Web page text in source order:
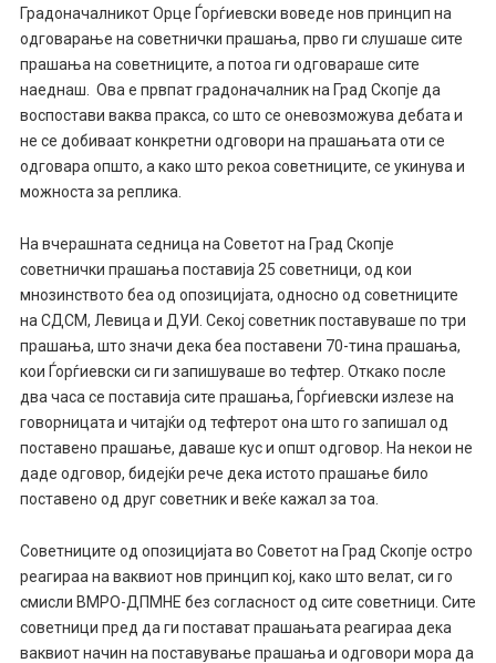
Градоначалникот Орце Ѓорѓиевски воведе нов принцип на
одговарање на советнички прашања, прво ги слушаше сите
прашања на советниците, а потоа ги одговараше сите
наеднаш. Ова е првпат градоначалник на Град Скопје да
воспостави ваква пракса, со што се оневозможува дебата и
не се добиваат конкретни одговори на прашањата оти се
одговара општо, а како што рекоа советниците, се укинува и
можноста за реплика.
На вчерашната седница на Советот на Град Скопје
советнички прашања поставија 25 советници, од кои
мнозинството беа од опозицијата, односно од советниците
на СДСМ, Левица и ДУИ. Секој советник поставуваше по три
прашања, што значи дека беа поставени 70-тина прашања,
кои Ѓорѓиевски си ги запишуваше во тефтер. Откако после
два часа се поставија сите прашања, Ѓорѓиевски излезе на
говорницата и читајќи од тефтерот она што го запишал од
поставено прашање, даваше кус и општ одговор. На некои не
даде одговор, бидејќи рече дека истото прашање било
поставено од друг советник и веќе кажал за тоа.
Советниците од опозицијата во Советот на Град Скопје остро
реагираа на ваквиот нов принцип кој, како што велат, си го
смисли ВМРО-ДПМНЕ без согласност од сите советници. Сите
советници пред да ги постават прашањата реагираа дека
ваквиот начин на поставување прашања и одговори мора да